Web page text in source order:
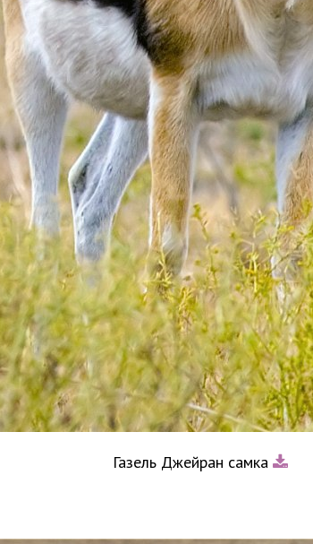
Газель Джейран самка